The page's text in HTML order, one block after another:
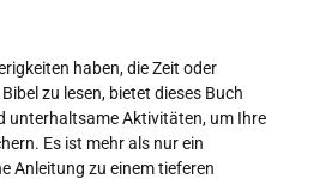
haben, die Zeit oder
zu lesen, bietet dieses Buch
unterhaltsame Aktivitäten, um Ihre
Es ist mehr als nur ein
Anleitung zu einem tieferen